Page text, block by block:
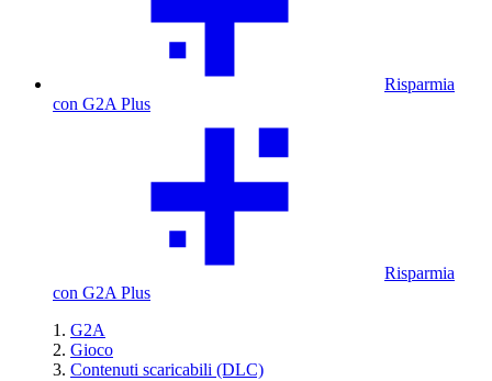
Risparmia
con G2A Plus
Risparmia
con G2A Plus
G2A
Gioco
Contenuti scaricabili (DLC)